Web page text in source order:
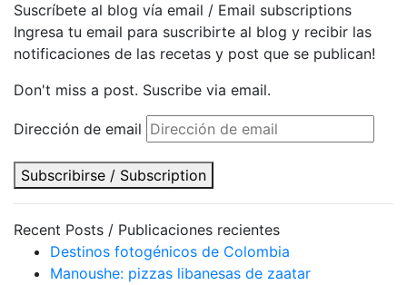
Suscríbete al blog vía email / Email subscriptions
Ingresa tu email para suscribirte al blog y recibir las
notificaciones de las recetas y post que se publican!
Don't miss a post. Suscribe via email.
Dirección de email
Subscribirse / Subscription
Recent Posts / Publicaciones recientes
Destinos fotogénicos de Colombia
Manoushe: pizzas libanesas de zaatar